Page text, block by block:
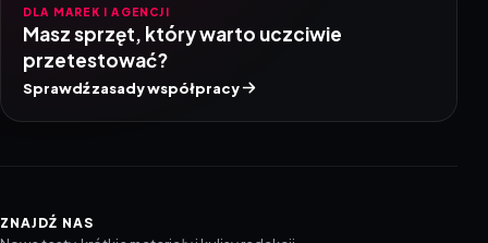
DLA MAREK I AGENCJI
Masz sprzęt, który warto uczciwie
przetestować?
Sprawdź zasady współpracy
ZNAJDŹ NAS